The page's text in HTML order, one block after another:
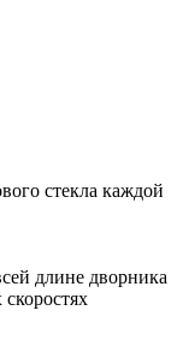
стекла каждой
длине дворника